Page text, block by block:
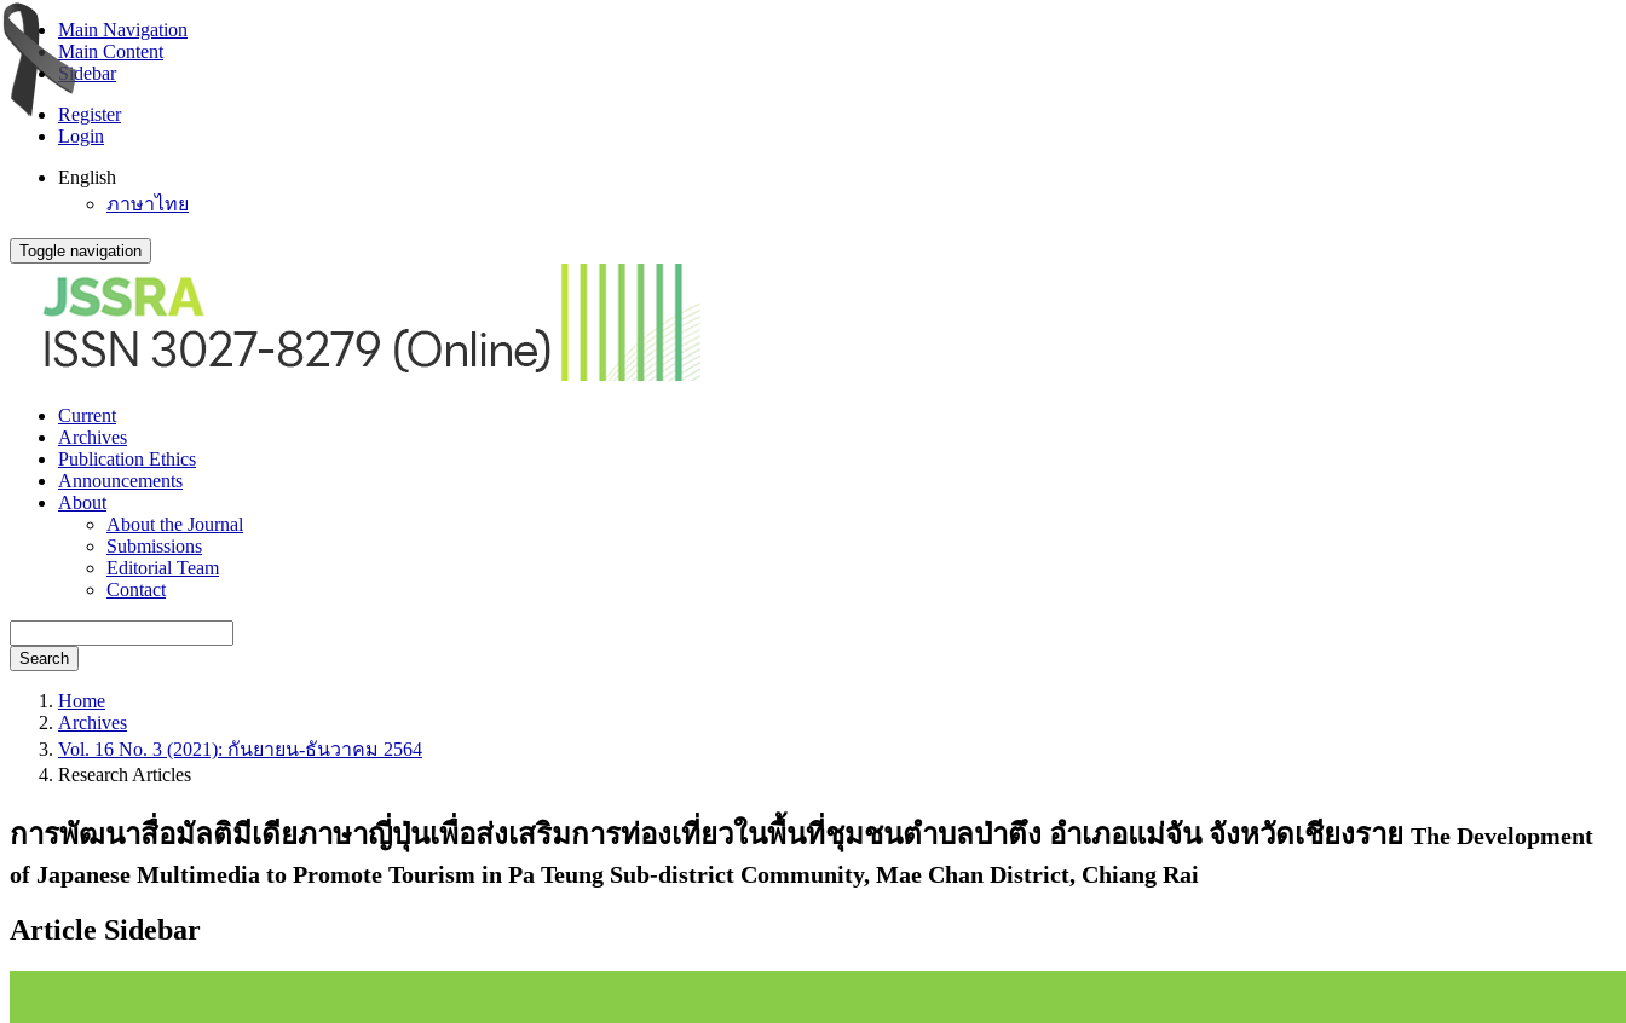
Main Navigation
Main Content
Sidebar
Register
Login
English
ภาษาไทย
Toggle navigation
Current
Archives
Publication Ethics
Announcements
About
About the Journal
Submissions
Editorial Team
Contact
Search
Home
Archives
Vol. 16 No. 3 (2021): กันยายน-ธันวาคม 2564
Research Articles
การพัฒนาสื่อมัลติมีเดียภาษาญี่ปุ่นเพื่อส่งเสริมการท่องเที่ยวในพื้นที่ชุมชนตำบลป่าตึง อำเภอแม่จัน จังหวัดเชียงราย The Development
of Japanese Multimedia to Promote Tourism in Pa Teung Sub-district Community, Mae Chan District, Chiang Rai
Article Sidebar